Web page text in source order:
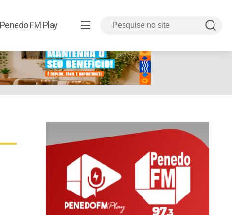
Penedo FM Play